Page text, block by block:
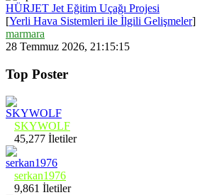
HÜRJET Jet Eğitim Uçağı Projesi
[Yerli Hava Sistemleri ile İlgili Gelişmeler]
marmara
28 Temmuz 2026, 21:15:15
Top Poster
SKYWOLF
45,277 İletiler
serkan1976
9,861 İletiler